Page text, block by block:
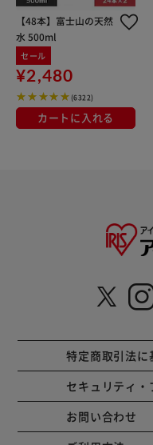
【48本】富士山の天然
水 500ml
セール
¥2,480
(6322)
カートに入れる
特定商取引法に
セキュリティ
お問い合わせ